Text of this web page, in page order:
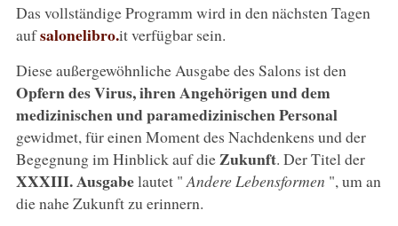
Das vollständige Programm wird in den nächsten Tagen
aufsalonelibro.it verfügbar sein.
Diese außergewöhnliche Ausgabe des Salons ist den
Opfern des Virus, ihren Angehörigen und dem
medizinischen und paramedizinischen Personal
gewidmet, für einen Moment des Nachdenkens und der
Begegnung im Hinblick auf dieZukunft. Der Titel der
XXXIII. Ausgabelautet " Andere Lebensformen ", um an
die nahe Zukunft zu erinnern.